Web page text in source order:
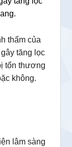
thấm của
tăng lọc
tổn thương
không.
lâm sàng